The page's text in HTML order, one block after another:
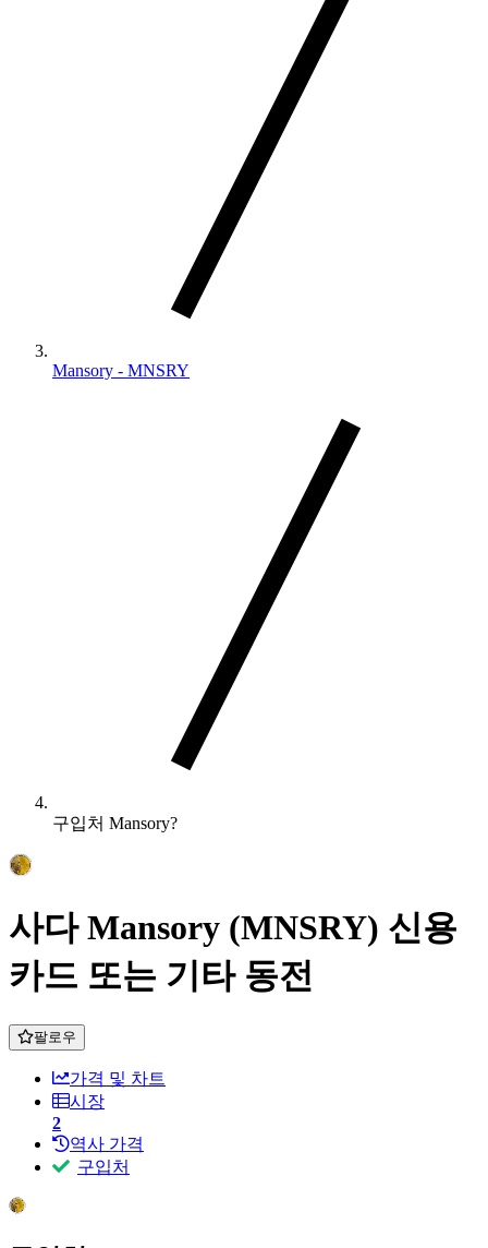
Mansory - MNSRY
구입처 Mansory?
사다 Mansory (MNSRY) 신용
카드 또는 기타 동전
팔로우
가격 및 차트
시장
2
역사 가격
구입처